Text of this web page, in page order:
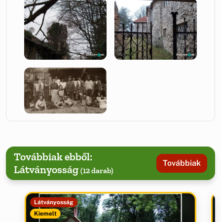
Továbbiak ebből:
Látványosság (12 darab)
Továbbiak
Látványosság
Kiemelt